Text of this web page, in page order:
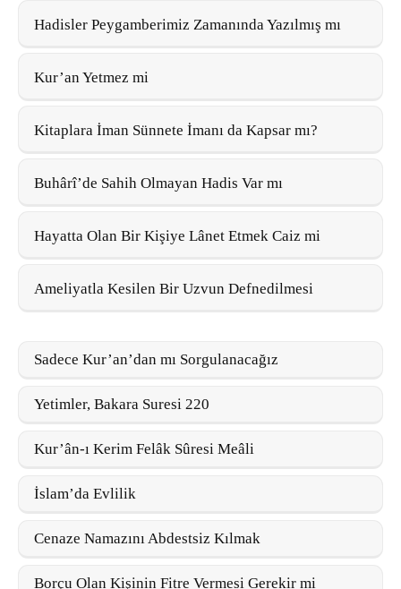
Hadisler Peygamberimiz Zamanında Yazılmış mı
Kur’an Yetmez mi
Kitaplara İman Sünnete İmanı da Kapsar mı?
Buhârî’de Sahih Olmayan Hadis Var mı
Hayatta Olan Bir Kişiye Lânet Etmek Caiz mi
Ameliyatla Kesilen Bir Uzvun Defnedilmesi
Sadece Kur’an’dan mı Sorgulanacağız
Yetimler, Bakara Suresi 220
Kur’ân-ı Kerim Felâk Sûresi Meâli
İslam’da Evlilik
Cenaze Namazını Abdestsiz Kılmak
Borçu Olan Kişinin Fitre Vermesi Gerekir mi